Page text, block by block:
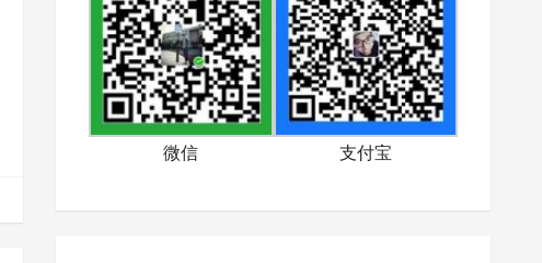
微信 支付宝